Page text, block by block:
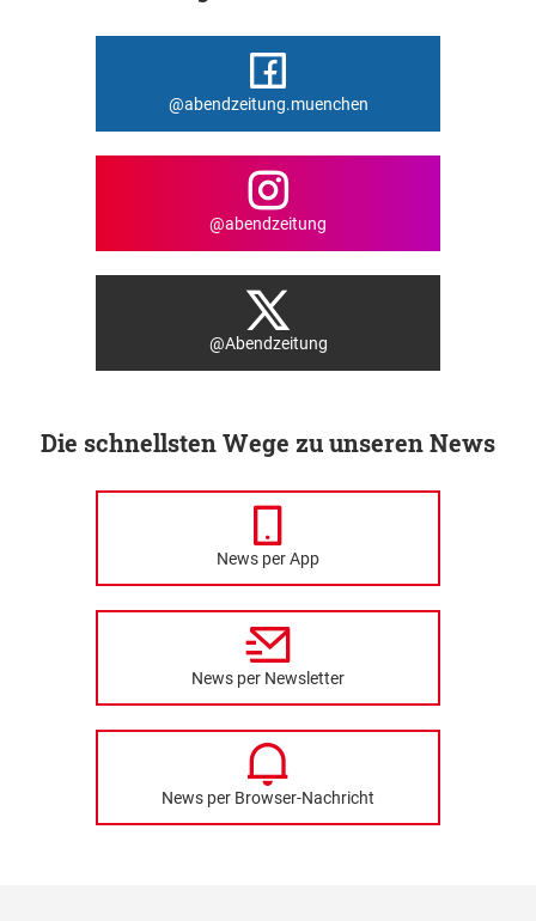
@abendzeitung.muenchen
@abendzeitung
@Abendzeitung
Die schnellsten Wege zu unseren News
News per App
News per Newsletter
News per Browser-Nachricht